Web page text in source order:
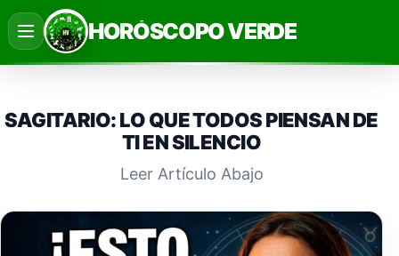
Saltar
al
contenido
HORÓSCOPO VERDE
SAGITARIO: LO QUE TODOS PIENSAN DE
TI EN SILENCIO
Leer Artículo Abajo